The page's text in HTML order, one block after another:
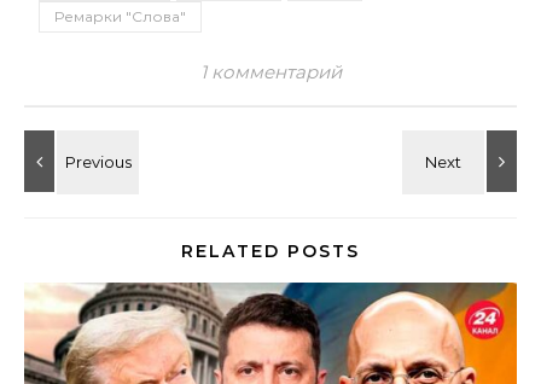
Ремарки "Слова"
1 комментарий
RELATED POSTS